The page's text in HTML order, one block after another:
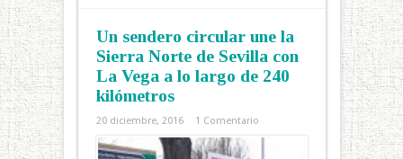
Un sendero circular une la
Sierra Norte de Sevilla con
La Vega a lo largo de 240
kilómetros
20 diciembre, 2016 1 Comentario